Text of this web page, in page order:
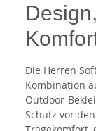
Die Herren
Kombination
Outdoor-
Schutz vor